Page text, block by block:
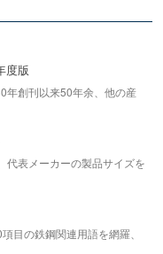
度版
年創刊以来50年余、他の産
代表メーカーの製品サイズを
目の鉄鋼関連用語を網羅、